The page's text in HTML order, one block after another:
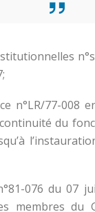
n°LR/77-008
du
076 du 07
membres du